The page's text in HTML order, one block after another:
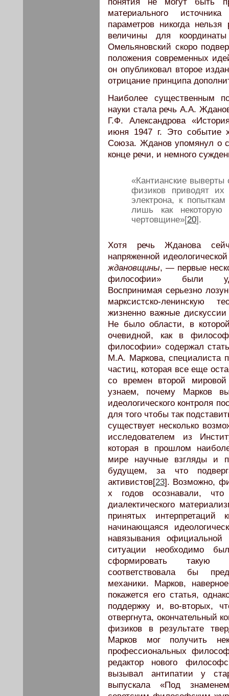
понятия не могут быть
материального
параметров никогда
величины для
Омельяновский скоро
положения современных
он опубликовал второе
отрицание принципа
Наиболее существенным
науки стала речь А.А.
Г.Ф. Александрова
июня 1947 г. Это событие
Союза. Жданов упомянул о
конце речи, и немного
«Кантианские
физиков приводят
электрона, к
лишь как некоторую
чертовщине»[20].
Хотя речь Жданова
напряженной
ждановщины, — первые
философии» были
Воспринимая серьезно
марксистско-ленинскую
жизненно важные
Не было области, в
очевидной, как в
философии» содержал
М.А. Маркова, специалиста
частиц, которая все еще
со времен второй
узнаем, почему Марков
идеологического контроля
для того чтобы так
существует несколько
исследователем из
которая в прошлом
мире научные взгляды и
будущем, за что
активистов[23]. Возможно,
х годов осознавали,
диалектического
принятых
начинающаяся
навязывания
ситуации необходимо
сформировать такую
соответствовала бы
механики. Марков,
покажется его статья,
поддержку и, во-вторых,
отвергнута, окончательный
физиков в результате
Марков мог получить
профессиональных
редактор нового
вызывал антипатии у
выпускала «Под